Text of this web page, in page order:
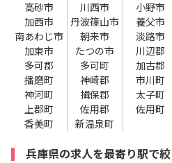
高砂市
川西市 小野市
加西市
丹波篠山市 養父市
南あわじ市
朝来市 淡路市
加東市
たつの市 川辺郡
多可郡
多可町 加古郡
播磨町
神崎郡 市川町
神河町
揖保郡 太子町
上郡町
佐用郡 佐用町
香美町
新温泉町
兵庫県の求人を最寄り駅で